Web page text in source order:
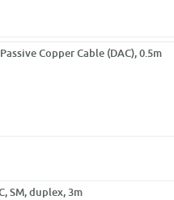
Copper Cable (DAC), 0.5m
SM, duplex, 3m